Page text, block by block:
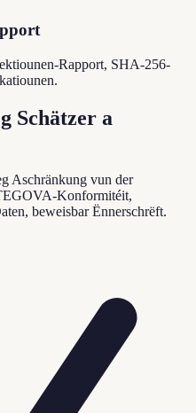
Rapport, SHA-256-
Schätzer a
Aschränkung vun der
Konformitéit,
beweisbar Ënnerschrëft.